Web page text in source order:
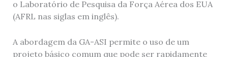
o Laboratório de Pesquisa da Força Aérea dos EUA
(AFRL nas siglas em inglês).
A abordagem da GA-ASI permite o uso de um
projeto básico comum que pode ser rapidamente